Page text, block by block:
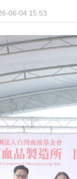
06-04 15:53